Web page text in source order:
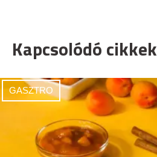
Kapcsolódó cikkek
GASZTRO